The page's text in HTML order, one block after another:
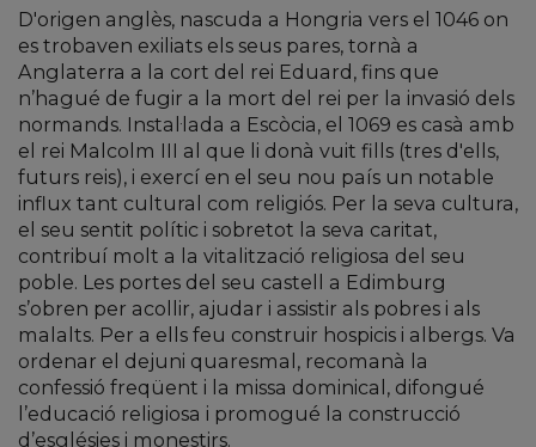
D'origen anglès, nascuda a Hongria vers el 1046 on
es trobaven exiliats els seus pares, tornà a
Anglaterra a la cort del rei Eduard, fins que
n’hagué de fugir a la mort del rei per la invasió dels
normands. Instal·lada a Escòcia, el 1069 es casà amb
el rei Malcolm III al que li donà vuit fills (tres d'ells,
futurs reis), i exercí en el seu nou país un notable
influx tant cultural com religiós. Per la seva cultura,
el seu sentit polític i sobretot la seva caritat,
contribuí molt a la vitalització religiosa del seu
poble. Les portes del seu castell a Edimburg
s’obren per acollir, ajudar i assistir als pobres i als
malalts. Per a ells feu construir hospicis i albergs. Va
ordenar el dejuni quaresmal, recomanà la
confessió freqüent i la missa dominical, difongué
l’educació religiosa i promogué la construcció
d’esglésies i monestirs.